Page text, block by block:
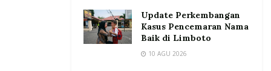
Update Perkembangan
Kasus Pencemaran Nama
Baik di Limboto
10 AGU 2026